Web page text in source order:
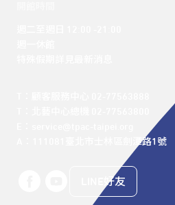
A：111081臺北市士林區劍潭路1號
LINE好友